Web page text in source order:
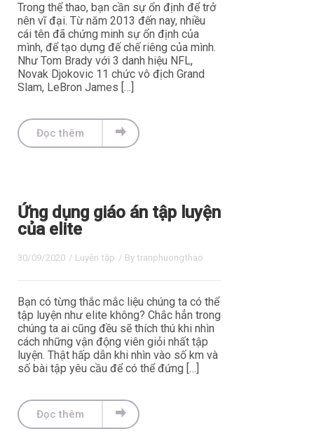
Trong thể thao, bạn cần sự ổn định để trở
nên vĩ đại. Từ năm 2013 đến nay, nhiều
cái tên đã chứng minh sự ổn định của
mình, để tạo dựng đế chế riêng của mình.
Như Tom Brady với 3 danh hiệu NFL,
Novak Djokovic 11 chức vô địch Grand
Slam, LeBron James […]
Đọc thêm
Ứng dụng giáo án tập luyện
của elite
30/09/2020 / Luyện tập / By tranphuongthao
Bạn có từng thắc mắc liệu chúng ta có thể
tập luyện như elite không? Chắc hẳn trong
chúng ta ai cũng đều sẽ thích thú khi nhìn
cách những vận động viên giỏi nhất tập
luyện. Thật hấp dẫn khi nhìn vào số km và
số bài tập yêu cầu để có thể đứng […]
Đọc thêm